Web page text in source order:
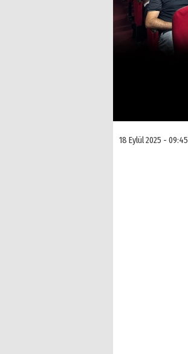
18 Eylül 2025 - 09:45